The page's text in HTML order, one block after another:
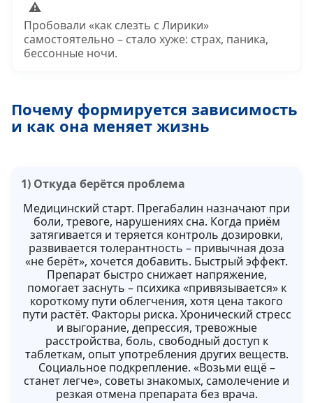
⚠
Пробовали «как слезть с Лирики»
самостоятельно – стало хуже: страх, паника,
бессонные ночи.
Почему формируется зависимость
и как она меняет жизнь
1) Откуда берётся проблема
Медицинский старт. Прегабалин назначают при
боли, тревоге, нарушениях сна. Когда приём
затягивается и теряется контроль дозировки,
развивается толерантность – привычная доза
«не берёт», хочется добавить. Быстрый эффект.
Препарат быстро снижает напряжение,
помогает заснуть – психика «привязывается» к
короткому пути облегчения, хотя цена такого
пути растёт. Факторы риска. Хронический стресс
и выгорание, депрессия, тревожные
расстройства, боль, свободный доступ к
таблеткам, опыт употребления других веществ.
Социальное подкрепление. «Возьми ещё –
станет легче», советы знакомых, самолечение и
резкая отмена препарата без врача.